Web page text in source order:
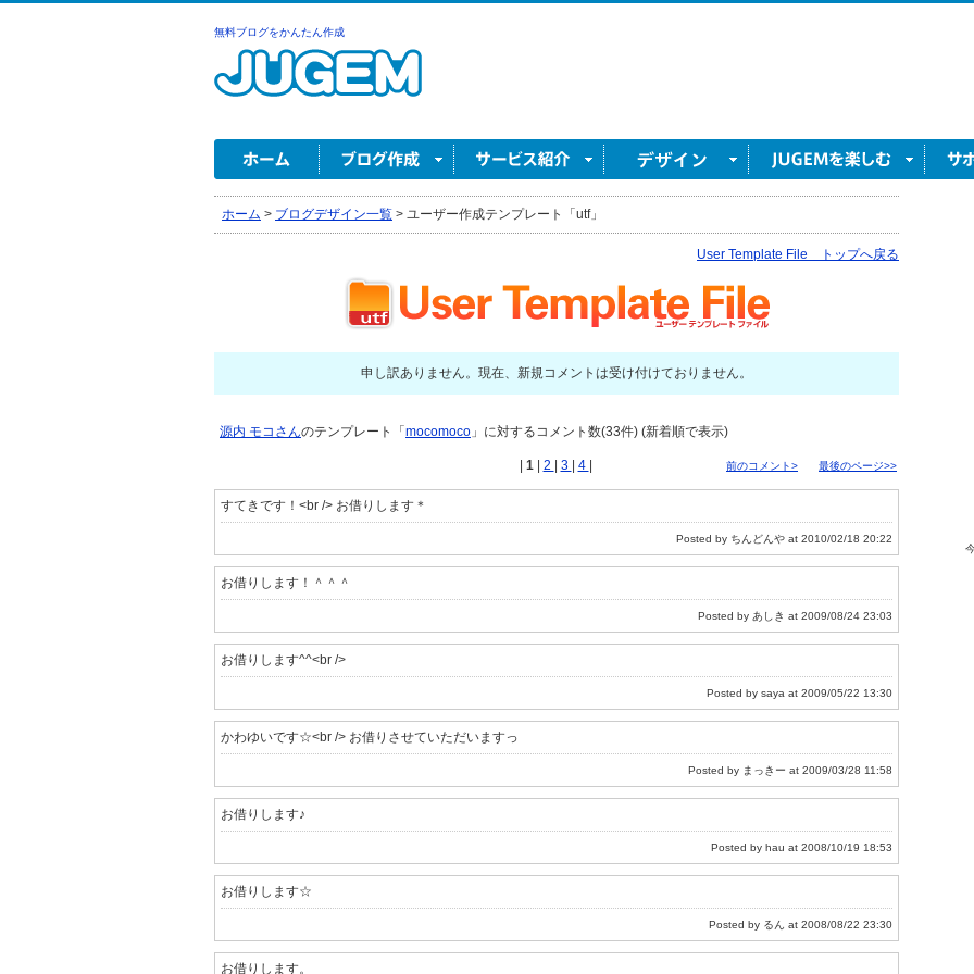
無料ブログをかんたん作成
ホーム > ブログデザイン一覧 > ユーザー作成テンプレート「utf」
User Template File トップへ戻る
申し訳ありません。現在、新規コメントは受け付けておりません。
源内 モコさんのテンプレート「 mocomoco 」に対するコメント数(33件) (新着順で表示)
1 2 3 4 前のコメント> 最後のページ>>
すてきです！<br /> お借りします＊
Posted by ちんどんや at 2010/02/18 20:22
お借りします！＾＾＾
Posted by あしき at 2009/08/24 23:03
お借りします^^<br />
Posted by saya at 2009/05/22 13:30
かわゆいです☆<br /> お借りさせていただいますっ
Posted by まっきー at 2009/03/28 11:58
お借りします♪
Posted by hau at 2008/10/19 18:53
お借りします☆
Posted by るん at 2008/08/22 23:30
お借りします。